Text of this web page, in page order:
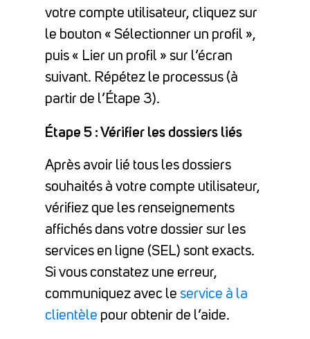
votre compte utilisateur, cliquez sur
le bouton « Sélectionner un profil »,
puis « Lier un profil » sur l’écran
suivant. Répétez le processus (à
partir de l’Étape 3).
Étape 5 : Vérifier les dossiers liés
Après avoir lié tous les dossiers
souhaités à votre compte utilisateur,
vérifiez que les renseignements
affichés dans votre dossier sur les
services en ligne (SEL) sont exacts.
Si vous constatez une erreur,
communiquez avec le service à la
clientèle pour obtenir de l’aide.